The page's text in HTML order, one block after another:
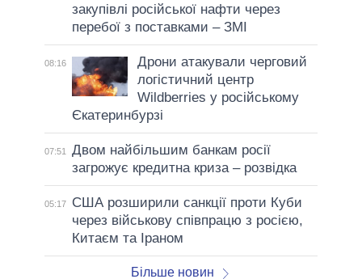
закупівлі російської нафти через
перебої з поставками – ЗМІ
08:16
Дрони атакували черговий
логістичний центр
Wildberries у російському
Єкатеринбурзі
07:51
Двом найбільшим банкам росії
загрожує кредитна криза – розвідка
05:17
США розширили санкції проти Куби
через військову співпрацю з росією,
Китаєм та Іраном
Більше новин